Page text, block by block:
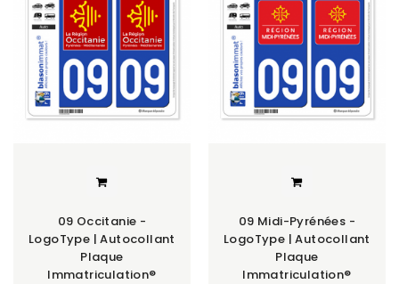
09 Occitanie -
LogoType | Autocollant
Plaque
Immatriculation®
09 Midi-Pyrénées -
LogoType | Autocollant
Plaque
Immatriculation®